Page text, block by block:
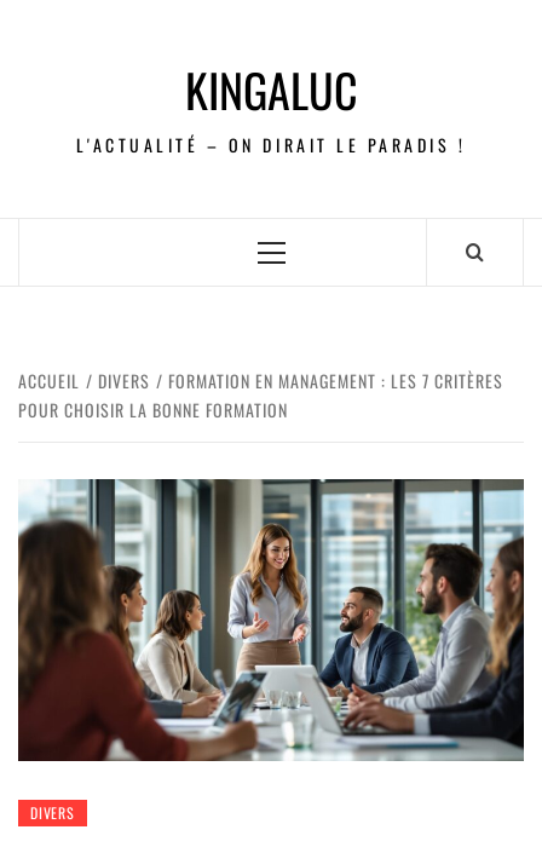
KINGALUC
L'ACTUALITÉ – ON DIRAIT LE PARADIS !
ACCUEIL DIVERS
FORMATION EN MANAGEMENT : LES 7 CRITÈRES
POUR CHOISIR LA BONNE FORMATION
DIVERS